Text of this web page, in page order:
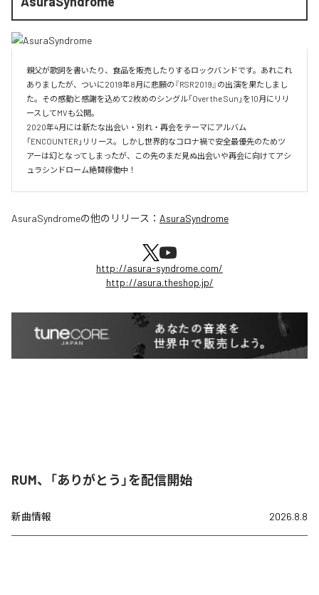
親父が歌詞を書いたり、食品を販売したりするロックバンドです。あれこれ
ありましたが、ついに2019年8月に悲願の『RSR2019』の出演を果たしまし
た。その感動と感謝を込めて2枚めのシングル「Over the Sun」を10月にリリ
ースしてMVも公開。
2020年4月には新たな出会い・別れ・再会をテーマにアルバム
「ENCOUNTER」リリース。しかし世界的なコロナ禍で安全最優先のためツ
アーは幻となってしまったが、この先のまだ見ぬ出会いや再会に向けてアシ
ュラシンドローム絶賛稼働中！
AsuraSyndromeの他のリリース： AsuraSyndrome
http://asura-syndrome.com/
http://asura.theshop.jp/
RUM、「ありがとう」を配信開始
新曲情報 2026.8.8